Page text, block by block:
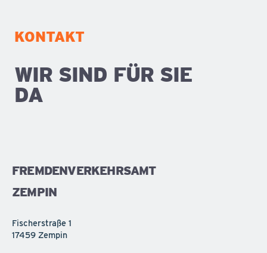
KONTAKT
WIR SIND FÜR SIE
DA
FREMDENVERKEHRSAMT
ZEMPIN
Fischerstraße 1
17459 Zempin